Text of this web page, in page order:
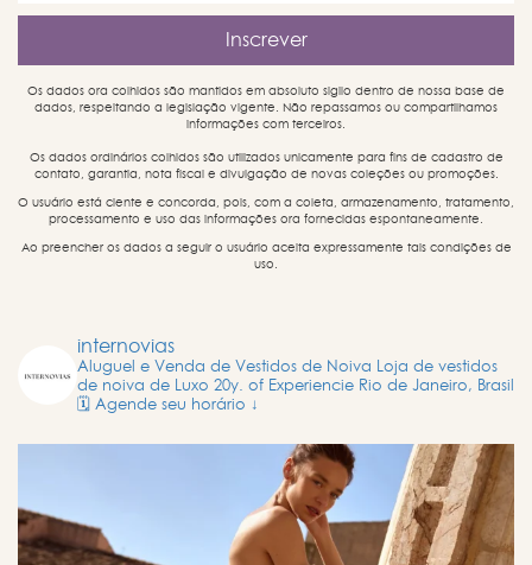
Os dados ora colhidos são mantidos em absoluto sigilo dentro de nossa base de
dados, respeitando a legislação vigente. Não repassamos ou compartilhamos
informações com terceiros.
Os dados ordinários colhidos são utilizados unicamente para fins de cadastro de
contato, garantia, nota fiscal e divulgação de novas coleções ou promoções.
O usuário está ciente e concorda, pois, com a coleta, armazenamento, tratamento,
processamento e uso das informações ora fornecidas espontaneamente.
Ao preencher os dados a seguir o usuário aceita expressamente tais condições de
uso.
internovias
Aluguel e Venda de Vestidos de Noiva Loja de vestidos
de noiva de Luxo 20y. of Experiencie Rio de Janeiro, Brasil
🗓️ Agende seu horário ↓